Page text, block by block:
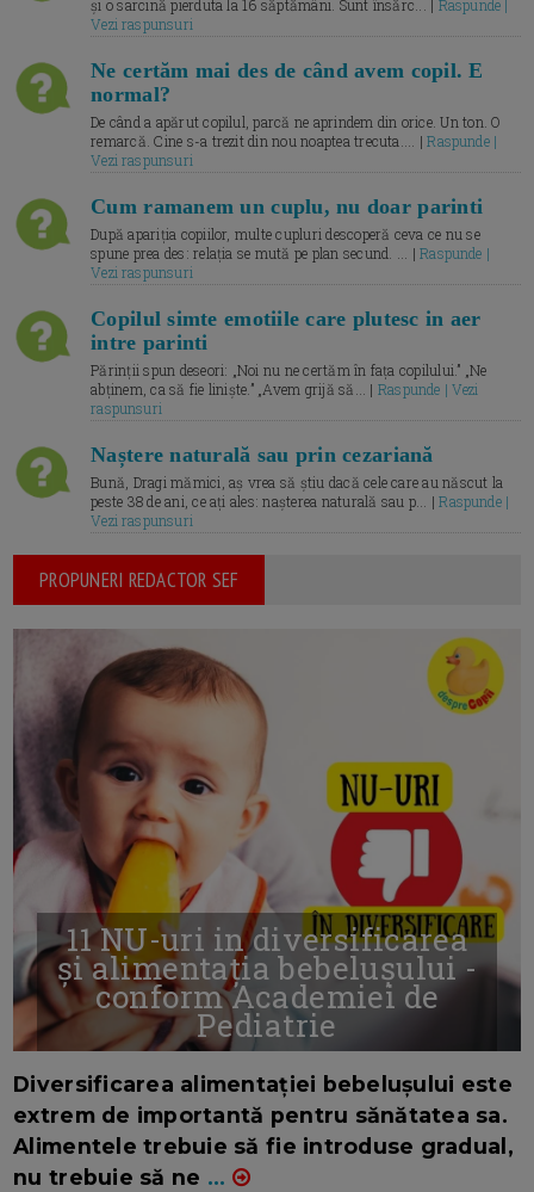
și o sarcină pierduta la 16 săptămâni. Sunt însărc... | Raspunde |
Vezi raspunsuri
Ne certăm mai des de când avem copil. E
normal?
De când a apărut copilul, parcă ne aprindem din orice. Un ton. O
remarcă. Cine s-a trezit din nou noaptea trecuta.... |Raspunde |
Vezi raspunsuri
Cum ramanem un cuplu, nu doar parinti
După apariția copiilor, multe cupluri descoperă ceva ce nu se
spune prea des: relația se mută pe plan secund. ... |Raspunde |
Vezi raspunsuri
Copilul simte emotiile care plutesc in aer
intre parinti
Părinții spun deseori: „Noi nu ne certăm în fața copilului.” „Ne
abținem, ca să fie liniște.” „Avem grijă să... | Raspunde | Vezi
raspunsuri
Naștere naturală sau prin cezariană
Bună, Dragi mămici, aș vrea să știu dacă cele care au născut la
peste 38 de ani, ce ați ales: nașterea naturală sau p... |Raspunde |
Vezi raspunsuri
PROPUNERI REDACTOR SEF
11 NU-uri in diversificarea
și alimentația bebelușului -
conform Academiei de
Pediatrie
Diversificarea alimentației bebelușului este
extrem de importantă pentru sănătatea sa.
Alimentele trebuie să fie introduse gradual,
nu trebuie să ne ...